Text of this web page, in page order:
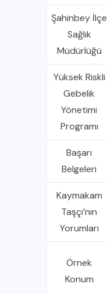
Şahinbey İlçe
Sağlık
Müdürlüğü
Yüksek Riskli
Gebelik
Yönetimi
Programı
Başarı
Belgeleri
Kaymakam
Taşçı’nın
Yorumları
Örnek
Konum